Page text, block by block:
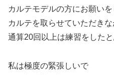
カルテモデルの方にお願いを
カルテを取らせていただき
通算20回以上は練習をしたと
私は極度の緊張しいで